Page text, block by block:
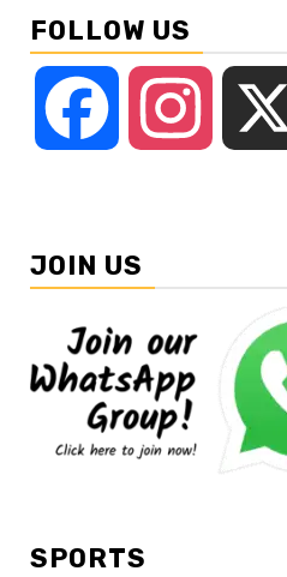
FOLLOW US
Facebook Instagram
JOIN US
SPORTS